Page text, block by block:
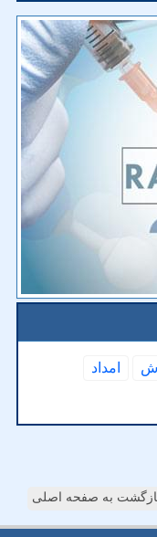
امداد
به صفحه اصلی